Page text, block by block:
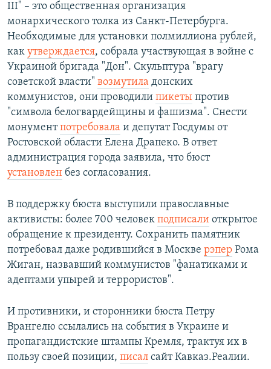
III" – это общественная организация
монархического толка из Санкт-Петербурга.
Необходимые для установки полмиллиона рублей,
как утверждается, собрала участвующая в войне с
Украиной бригада "Дон". Скульптура "врагу
советской власти" возмутила донских
коммунистов, они проводили пикеты против
"символа белогвардейщины и фашизма". Снести
монументпотребовала и депутат Госдумы от
Ростовской области Елена Драпеко. В ответ
администрация города заявила, что бюст
установлен без согласования.
В поддержку бюста выступили православные
активисты: более 700 человек подписали открытое
обращение к президенту. Сохранить памятник
потребовал даже родившийся в Москве рэпер Рома
Жиган, назвавший коммунистов "фанатиками и
адептами упырей и террористов".
И противники, и сторонники бюста Петру
Врангелю ссылались на события в Украине и
пропагандистские штампы Кремля, трактуя их в
пользу своей позиции, писал сайт Кавказ.Реалии.